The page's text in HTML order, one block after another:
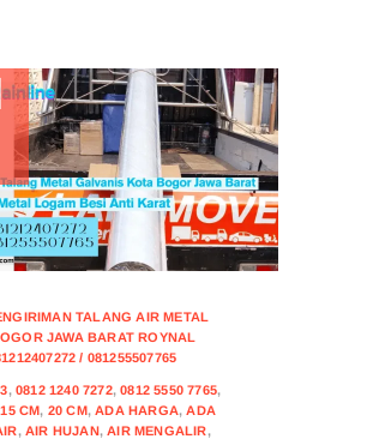
TALANG AIR METAL
JAWA BARAT ROYNAL
/ 081255507765
,0812 1240 7272,0812 5550 7765,
15 CM, 20 CM,ADA HARGA,ADA
,AIR HUJAN,AIR MENGALIR,